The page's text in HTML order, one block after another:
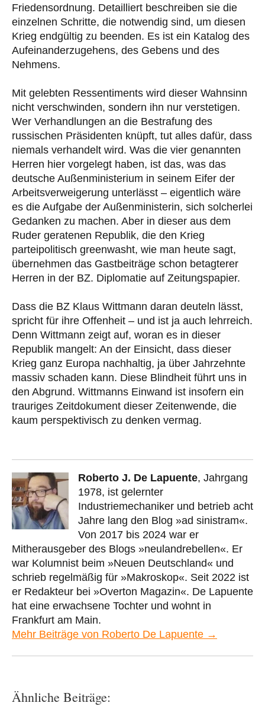
Friedensordnung. Detailliert beschreiben sie die
einzelnen Schritte, die notwendig sind, um diesen
Krieg endgültig zu beenden. Es ist ein Katalog des
Aufeinanderzugehens, des Gebens und des
Nehmens.
Mit gelebten Ressentiments wird dieser Wahnsinn
nicht verschwinden, sondern ihn nur verstetigen.
Wer Verhandlungen an die Bestrafung des
russischen Präsidenten knüpft, tut alles dafür, dass
niemals verhandelt wird. Was die vier genannten
Herren hier vorgelegt haben, ist das, was das
deutsche Außenministerium in seinem Eifer der
Arbeitsverweigerung unterlässt – eigentlich wäre
es die Aufgabe der Außenministerin, sich solcherlei
Gedanken zu machen. Aber in dieser aus dem
Ruder geratenen Republik, die den Krieg
parteipolitisch greenwasht, wie man heute sagt,
übernehmen das Gastbeiträge schon betagterer
Herren in der BZ. Diplomatie auf Zeitungspapier.
Dass die BZ Klaus Wittmann daran deuteln lässt,
spricht für ihre Offenheit – und ist ja auch lehrreich.
Denn Wittmann zeigt auf, woran es in dieser
Republik mangelt: An der Einsicht, dass dieser
Krieg ganz Europa nachhaltig, ja über Jahrzehnte
massiv schaden kann. Diese Blindheit führt uns in
den Abgrund. Wittmanns Einwand ist insofern ein
trauriges Zeitdokument dieser Zeitenwende, die
kaum perspektivisch zu denken vermag.
Roberto J. De Lapuente, Jahrgang
1978, ist gelernter
Industriemechaniker und betrieb acht
Jahre lang den Blog »ad sinistram«.
Von 2017 bis 2024 war er
Mitherausgeber des Blogs »neulandrebellen«. Er
war Kolumnist beim »Neuen Deutschland« und
schrieb regelmäßig für »Makroskop«. Seit 2022 ist
er Redakteur bei »Overton Magazin«. De Lapuente
hat eine erwachsene Tochter und wohnt in
Frankfurt am Main.
Mehr Beiträge von Roberto De Lapuente →
Ähnliche Beiträge: